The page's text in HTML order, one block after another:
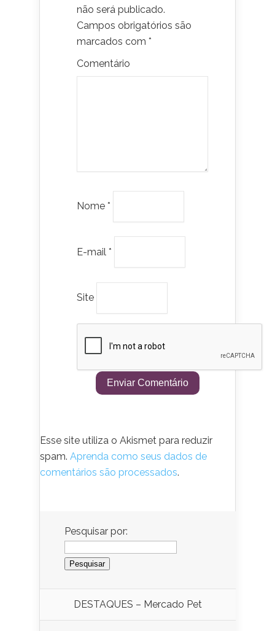
não será publicado.
Campos obrigatórios são
marcados com *
Comentário
Nome *
E-mail *
Site
Esse site utiliza o Akismet para reduzir
spam. Aprenda como seus dados de
comentários são processados.
Pesquisar por:
DESTAQUES – Mercado Pet